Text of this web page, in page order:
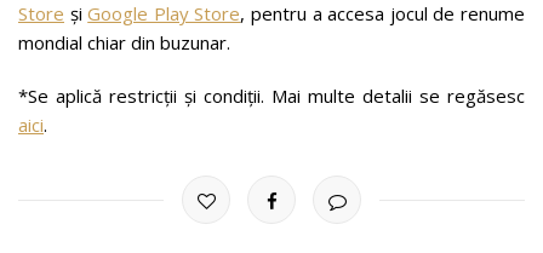
Store șiGoogle Play Store, pentru a accesa jocul de renume
mondial chiar din buzunar.
*Se aplică restricții și condiții. Mai multe detalii se regăsesc
aici.